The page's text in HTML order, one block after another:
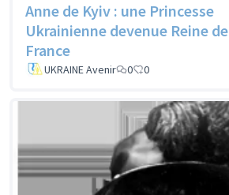
Anne de Kyiv : une Princesse
Ukrainienne devenue Reine de
France
UKRAINE Avenir 0 0